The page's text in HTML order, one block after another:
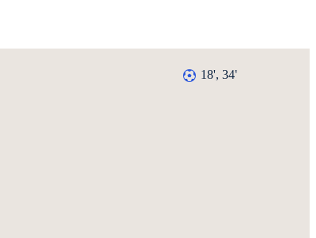
18', 34'